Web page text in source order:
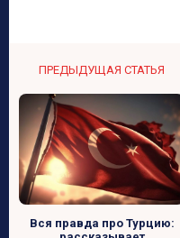
ПРЕДЫДУЩАЯ СТАТЬЯ
Вся правда про Турцию: